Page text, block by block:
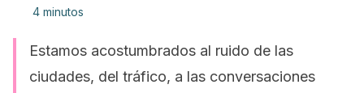
4 minutos
Estamos acostumbrados al ruido de las
ciudades, del tráfico, a las conversaciones